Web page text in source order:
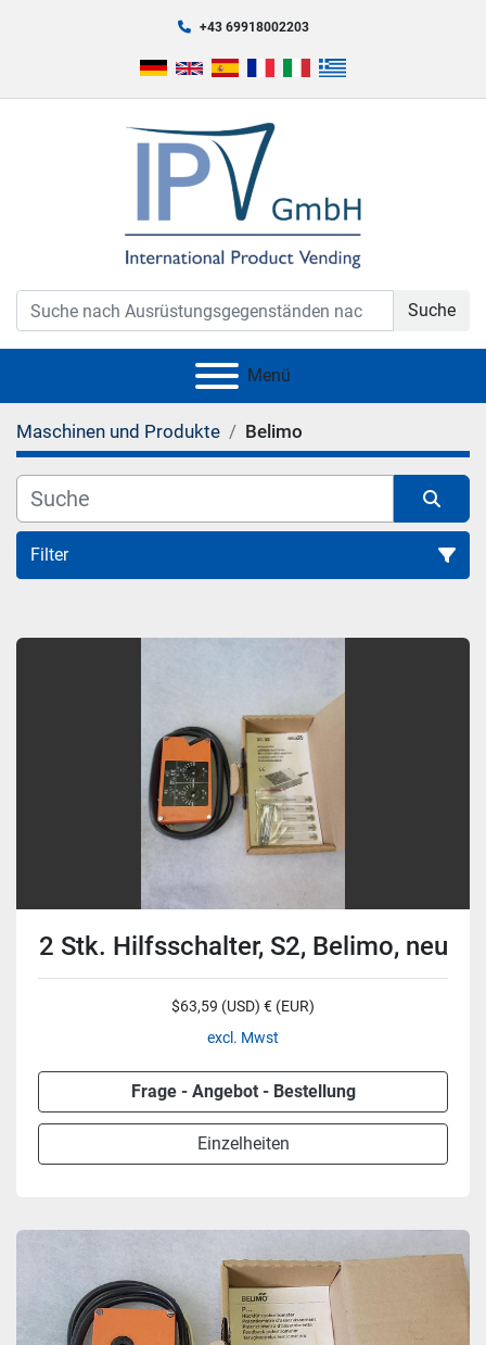
+43 69918002203
Suche
Menü
Maschinen und Produkte Belimo
Filter
2 Stk. Hilfsschalter, S2, Belimo, neu
$63,59 (USD) € (EUR)
excl. Mwst
Frage - Angebot - Bestellung
Einzelheiten